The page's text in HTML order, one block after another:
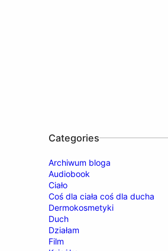
Categories
Archiwum bloga
Audiobook
Ciało
Coś dla ciała coś dla ducha
Dermokosmetyki
Duch
Działam
Film